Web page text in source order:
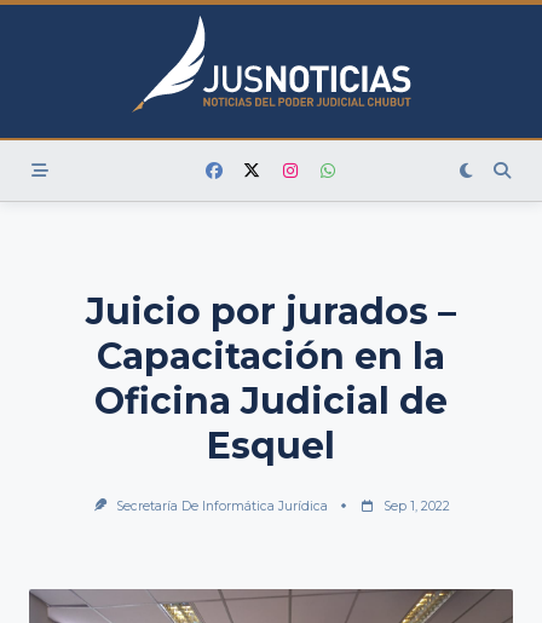
Skip
Juicio por jurados –
Capacitación en la
Oficina Judicial de
Esquel
Secretaría De Informática Jurídica Sep 1, 2022